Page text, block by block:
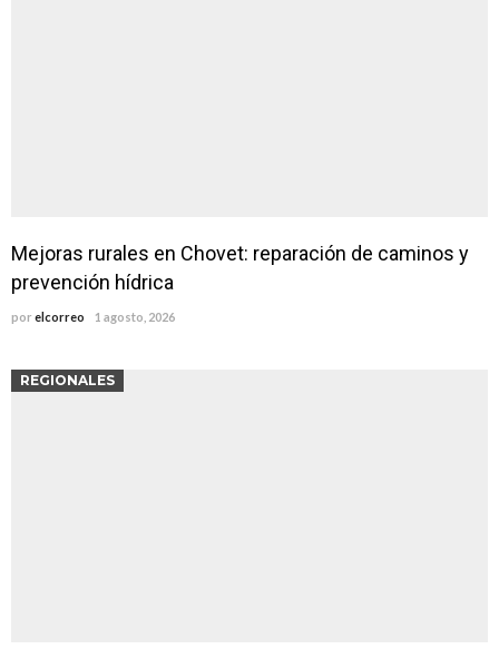
Mejoras rurales en Chovet: reparación de caminos y
prevención hídrica
por elcorreo 1 agosto, 2026
REGIONALES